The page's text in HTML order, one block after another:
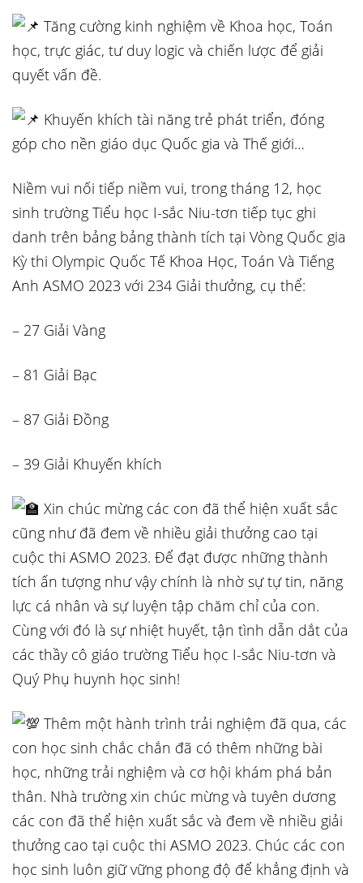
Tăng cường kinh nghiệm về Khoa học, Toán
học, trực giác, tư duy logic và chiến lược để giải
quyết vấn đề.
Khuyến khích tài năng trẻ phát triển, đóng
góp cho nền giáo dục Quốc gia và Thế giới…
Niềm vui nối tiếp niềm vui, trong tháng 12, học
sinh trường Tiểu học I-sắc Niu-tơn tiếp tục ghi
danh trên bảng bảng thành tích tại Vòng Quốc gia
Kỳ thi Olympic Quốc Tế Khoa Học, Toán Và Tiếng
Anh ASMO 2023 với 234 Giải thưởng, cụ thể:
– 27 Giải Vàng
– 81 Giải Bạc
– 87 Giải Đồng
– 39 Giải Khuyến khích
Xin chúc mừng các con đã thể hiện xuất sắc
cũng như đã đem về nhiều giải thưởng cao tại
cuộc thi ASMO 2023. Để đạt được những thành
tích ấn tượng như vậy chính là nhờ sự tự tin, năng
lực cá nhân và sự luyện tập chăm chỉ của con.
Cùng với đó là sự nhiệt huyết, tận tình dẫn dắt của
các thầy cô giáo trường Tiểu học I-sắc Niu-tơn và
Quý Phụ huynh học sinh!
Thêm một hành trình trải nghiệm đã qua, các
con học sinh chắc chắn đã có thêm những bài
học, những trải nghiệm và cơ hội khám phá bản
thân. Nhà trường xin chúc mừng và tuyên dương
các con đã thể hiện xuất sắc và đem về nhiều giải
thưởng cao tại cuộc thi ASMO 2023. Chúc các con
học sinh luôn giữ vững phong độ để khẳng định và